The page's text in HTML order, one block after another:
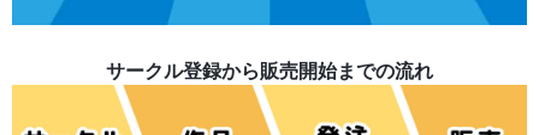
サークル登録から販売開始までの流れ